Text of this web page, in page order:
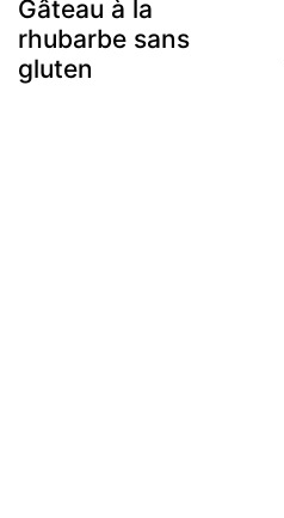
Gâteau à la
rhubarbe sans
gluten